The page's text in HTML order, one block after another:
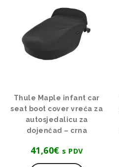
Thule Maple infant car
seat boot cover vreća za
autosjedalicu za
dojenčad – crna
41,60€ s PDV